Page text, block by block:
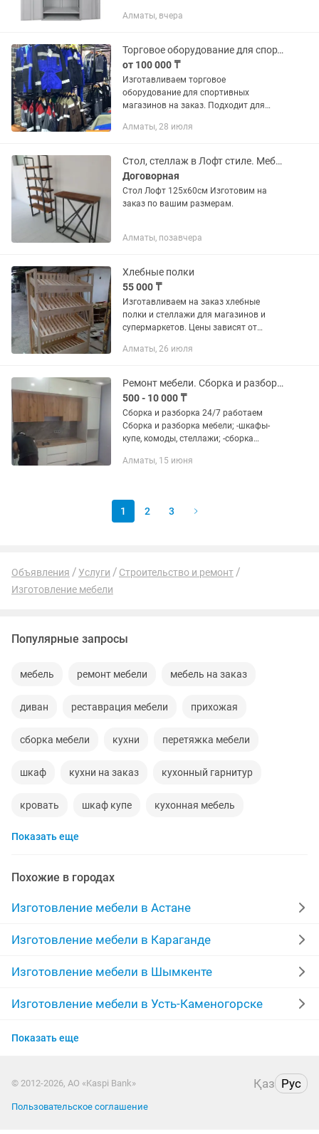
подходящие для организации
офисе или...
Алматы, вчера
Торговое оборудование для спортивного магазина стеллажи, стойки, вешалки
от 100 000 ₸
Изготавливаем торговое
оборудование для спортивных
магазинов на заказ. Подходит для
аксессуаров и спортивного инвентаря.
полки для...
Алматы, 28 июля
Стол, стеллаж в Лофт стиле. Мебель на заказ.
Договорная
Стол Лофт 125х60см Изготовим на
заказ по вашим размерам.
Алматы, позавчера
Хлебные полки
55 000 ₸
Изготавливаем на заказ хлебные
полки и стеллажи для магазинов и
супермаркетов. Цены зависят от
доставка обговаривается
Алматы, 26 июля
Ремонт мебели. Сборка и разборка мебели Алматы. Мелькие ремонты тоже есть
500 - 10 000 ₸
Сборка и разборка 24/7 работаем
Сборка и разборка мебели; -шкафы-
купе, комоды, стеллажи; -сборка
диванов, спальный; -сборка мебели в
Алматы, 15 июня
1 2 3
Объявления Услуги
Строительство и ремонт
Изготовление мебели
Популярные запросы
мебель ремонт мебели мебель на заказ
диван реставрация мебели прихожая
сборка мебели кухни перетяжка мебели
шкаф кухни на заказ кухонный гарнитур
кровать шкаф купе кухонная мебель
мягкая мебель
диван кровать детская кровать
перетяжка мягкой мебели новая мебель
корпусная мебель лдсп спальня
мягкая мебель на заказ купе стулья
шкаф на балкон
Показать еще
Похожие в городах
Изготовление мебели в Астане
Изготовление мебели в Караганде
Изготовление мебели в Шымкенте
Изготовление мебели в Усть-Каменогорске
Изготовление мебели в Актобе
Изготовление мебели в Уральске
Показать еще
© 2012-2026, АО «Kaspi Bank» Қаз Рус
Пользовательское соглашение